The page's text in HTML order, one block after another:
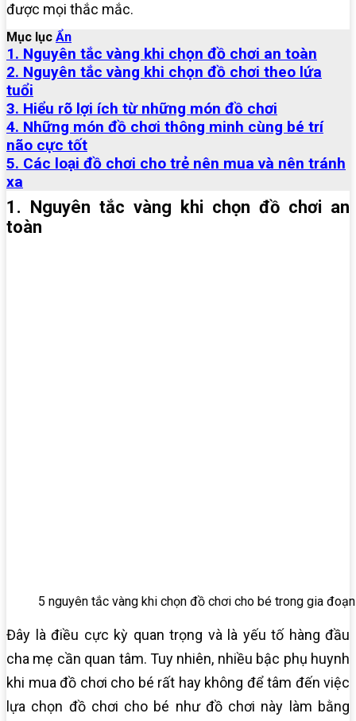
được mọi thắc mắc.
Mục lục Ẩn
1. Nguyên tắc vàng khi chọn đồ chơi an toàn
2. Nguyên tắc vàng khi chọn đồ chơi theo lứa
tuổi
3. Hiểu rõ lợi ích từ những món đồ chơi
4. Những món đồ chơi thông minh cùng bé trí
não cực tốt
5. Các loại đồ chơi cho trẻ nên mua và nên tránh
xa
1. Nguyên tắc vàng khi chọn đồ chơi an
toàn
5 nguyên tắc vàng khi chọn đồ chơi cho bé trong gia
Đây là điều cực kỳ quan trọng và là yếu tố hàng đầu
cha mẹ cần quan tâm. Tuy nhiên, nhiều bậc phụ huynh
khi mua đồ chơi cho bé rất hay không để tâm đến việc
lựa chọn đồ chơi cho bé như đồ chơi này làm bằng